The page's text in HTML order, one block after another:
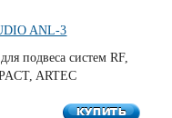
ANL-3
подвеса систем RF,
ARTEC
КУПИТЬ
КУПИТЬ